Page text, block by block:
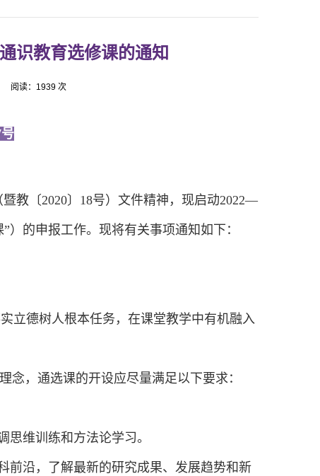
识教育选修课的通知
阅读： 1939 次
号
暨教〔2020〕 18号）文件精神，现启动2022—
”）的申报工作。现将有关事项通知如下：
立德树人根本任务，在课堂教学中有机融入
念，通选课的开设应尽量满足以下要求：
思维训练和方法论学习。
前沿，了解最新的研究成果、发展趋势和新